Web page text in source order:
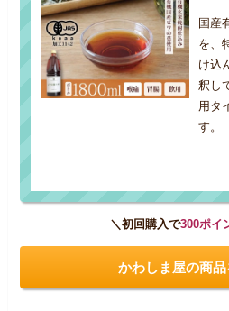
国産
を、
け込
釈し
用タ
す。
＼初回購入で300ポイ
かわしま屋の商